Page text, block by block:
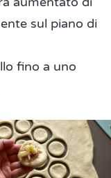
sul piano di
fino a uno